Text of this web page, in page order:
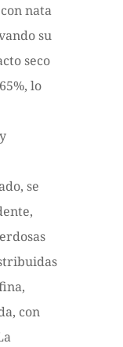
nata
su
seco
lo
se
con